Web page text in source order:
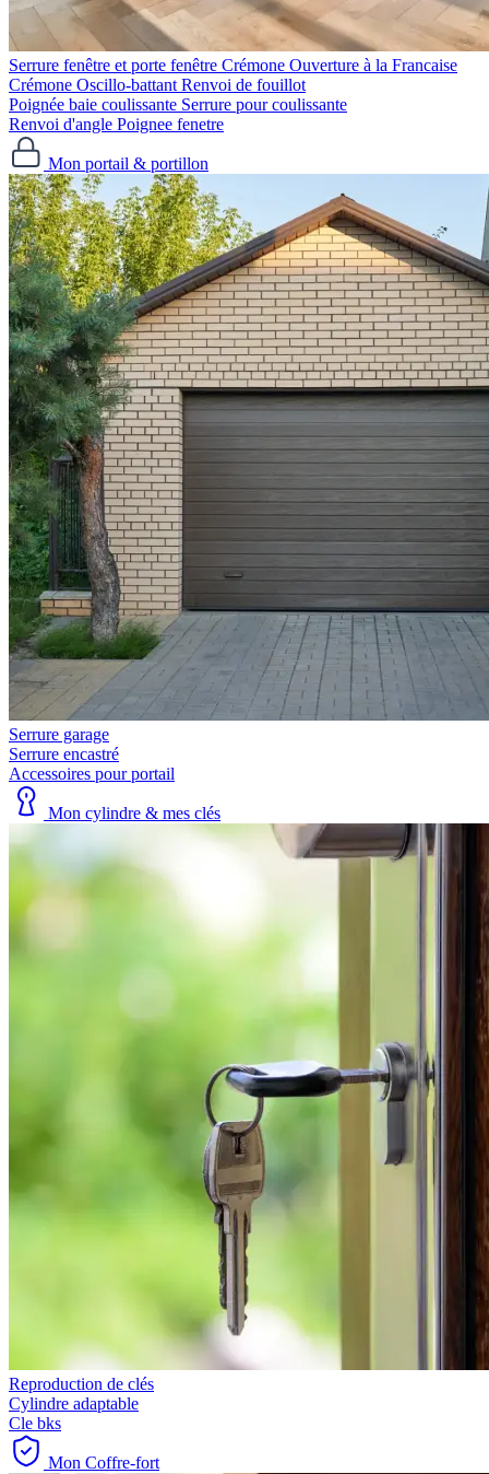
Serrure fenêtre et porte fenêtre Crémone Ouverture à la Francaise
Crémone Oscillo-battant Renvoi de fouillot
Poignée baie coulissante Serrure pour coulissante
Renvoi d'angle Poignee fenetre
Mon portail & portillon
Serrure garage
Serrure encastré
Accessoires pour portail
Mon cylindre & mes clés
Reproduction de clés
Cylindre adaptable
Cle bks
Mon Coffre-fort